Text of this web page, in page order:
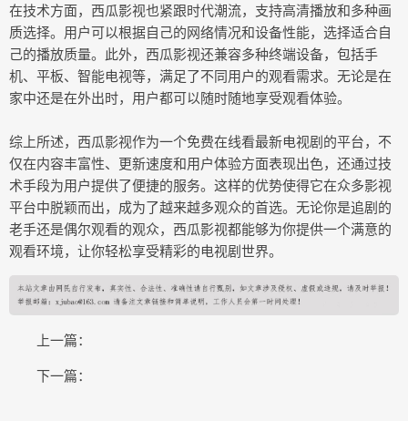
在技术方面，西瓜影视也紧跟时代潮流，支持高清播放和多种画
质选择。用户可以根据自己的网络情况和设备性能，选择适合自
己的播放质量。此外，西瓜影视还兼容多种终端设备，包括手
机、平板、智能电视等，满足了不同用户的观看需求。无论是在
家中还是在外出时，用户都可以随时随地享受观看体验。
综上所述，西瓜影视作为一个免费在线看最新电视剧的平台，不
仅在内容丰富性、更新速度和用户体验方面表现出色，还通过技
术手段为用户提供了便捷的服务。这样的优势使得它在众多影视
平台中脱颖而出，成为了越来越多观众的首选。无论你是追剧的
老手还是偶尔观看的观众，西瓜影视都能够为你提供一个满意的
观看环境，让你轻松享受精彩的电视剧世界。
上一篇：
下一篇：